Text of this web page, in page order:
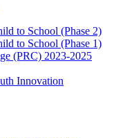
to School (Phase 2)
to School (Phase 1)
(PRC) 2023-2025
Innovation